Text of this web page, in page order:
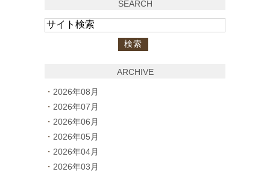
SEARCH
ARCHIVE
2026年08月
2026年07月
2026年06月
2026年05月
2026年04月
2026年03月